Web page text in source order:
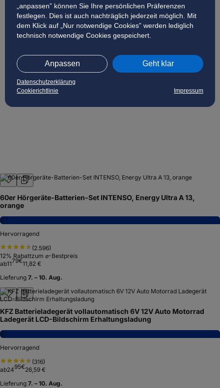
„anpassen” können Sie Ihre persönlichen Präferenzen
festlegen. Dies ist auch nachträglich jederzeit möglich. Mit
dem Klick auf „Nur notwendige Cookies” werden lediglich
technisch notwendige Cookies gespeichert.
Anpassen Geht klar
Datenschutzerklärung
Cookierichtlinie
Impressum
60er Hörgeräte-Batterien-Set INTENSO, Energy Ultra A 13,
orange
8,7
Hervorragend
(2.596)
12% Rabattzum ⌀-Bestpreis
ab1179€11,82 €
Lieferung 7. – 10. Aug.
KFZ Batterieladegerät vollautomatisch 6V 12V Auto Motorrad
Ladegerät LCD-Bildschirm Erhaltungsladung
8,1
Hervorragend
(316)
ab2495€26,59 €
Lieferung 7. – 10. Aug.